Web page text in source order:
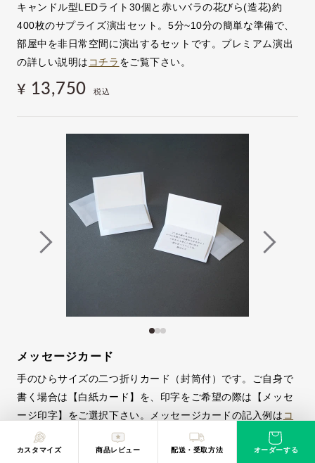
カスタマイズ 商品レビュー 配送・受取方法 オーダーする
キャンドル型LEDライト30個と赤いバラの花びら(造花)約
400枚のサプライズ演出セット。5分~10分の簡単な準備で、
部屋中を非日常空間に演出するセットです。プレミアム演出
の詳しい説明は コチラ をご覧下さい。
¥ 13,750 税込
メッセージカード
手のひらサイズの二つ折りカード（封筒付）です。ご自身で
書く場合は【白紙カード】を、印字をご希望の際は【メッセ
ージ印字】をご選択下さい。メッセージカードの記入例は コ
チラもご覧下さい。